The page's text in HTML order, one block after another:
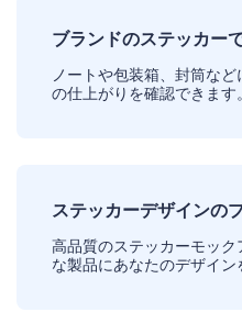
ブランドのステッカー
ノートや包装箱、封筒な
の仕上がりを確認できます。
ステッカーデザインの
高品質のステッカーモッ
な製品にあなたのデザイン